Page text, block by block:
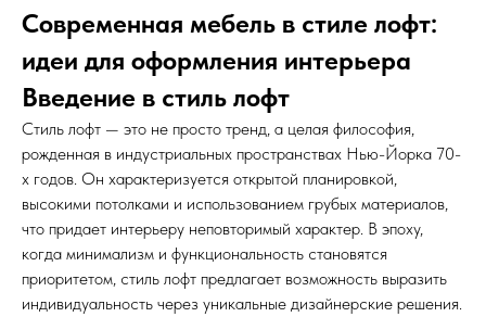
Современная мебель в стиле лофт:
идеи для оформления интерьера
Введение в стиль лофт
Стиль лофт — это не просто тренд, а целая философия,
рожденная в индустриальных пространствах Нью-Йорка 70-
х годов. Он характеризуется открытой планировкой,
высокими потолками и использованием грубых материалов,
что придает интерьеру неповторимый характер. В эпоху,
когда минимализм и функциональность становятся
приоритетом, стиль лофт предлагает возможность выразить
индивидуальность через уникальные дизайнерские решения.